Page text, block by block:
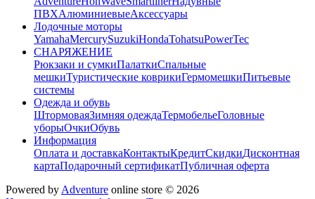
ПВХАлюминиевыеАксессуары
Лодочные моторы
YamahaMercurySuzukiHondaTohatsuPowerTec
СНАРЯЖЕНИЕ
Рюкзаки и сумкиПалаткиСпальные
мешкиТуристические коврикиГермомешкиПитьевые
системы
Одежда и обувь
ШтормоваяЗимняя одеждаТермобельеГоловные
уборыОчкиОбувь
Информация
Оплата и доставкаКонтактыКредитСкидкиДисконтная
картаПодарочный сертификатПубличная оферта
Powered by Adventure online store © 2026